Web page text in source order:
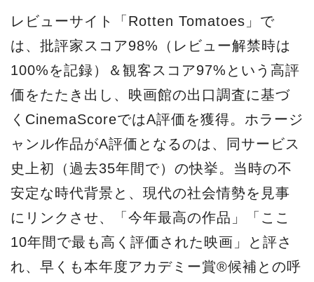
レビューサイト「Rotten Tomatoes」で
は、批評家スコア98%（レビュー解禁時は
100%を記録）＆観客スコア97%という高評
価をたたき出し、映画館の出口調査に基づ
くCinemaScoreではA評価を獲得。ホラージ
ャンル作品がA評価となるのは、同サービス
史上初（過去35年間で）の快挙。当時の不
安定な時代背景と、現代の社会情勢を見事
にリンクさせ、「今年最高の作品」「ここ
10年間で最も高く評価された映画」と評さ
れ、早くも本年度アカデミー賞®候補との呼